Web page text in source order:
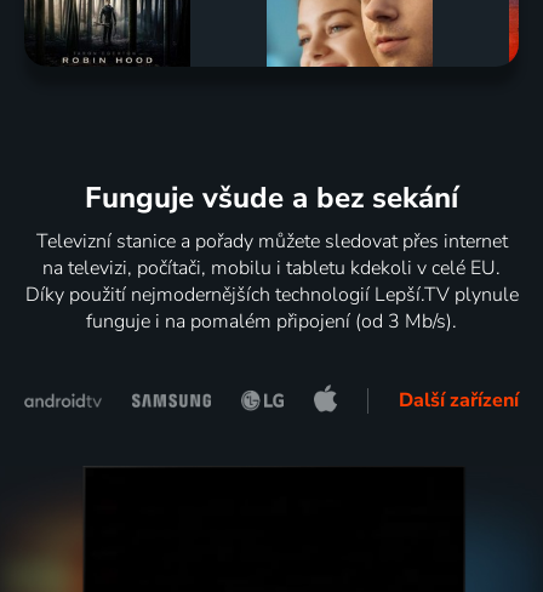
Funguje všude a bez sekání
Televizní stanice a pořady můžete sledovat přes internet
na televizi, počítači, mobilu i tabletu kdekoli v celé EU.
Díky použití nejmodernějších technologií Lepší.TV plynule
funguje i na pomalém připojení (od 3 Mb/s).
Další zařízení